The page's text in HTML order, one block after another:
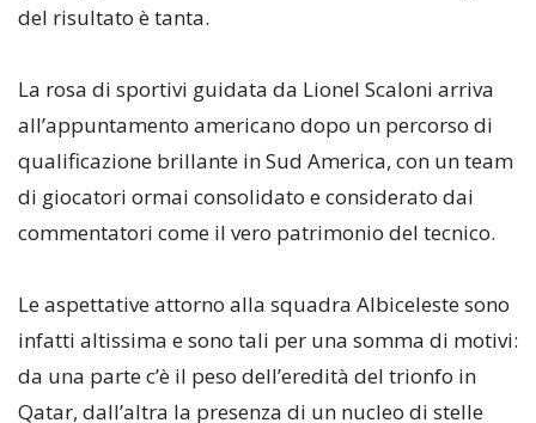
del risultato è tanta.
La rosa di sportivi guidata da Lionel Scaloni arriva
all’appuntamento americano dopo un percorso di
qualificazione brillante in Sud America, con un team
di giocatori ormai consolidato e considerato dai
commentatori come il vero patrimonio del tecnico.
Le aspettative attorno alla squadra Albiceleste sono
infatti altissima e sono tali per una somma di motivi:
da una parte c’è il peso dell’eredità del trionfo in
Qatar, dall’altra la presenza di un nucleo di stelle